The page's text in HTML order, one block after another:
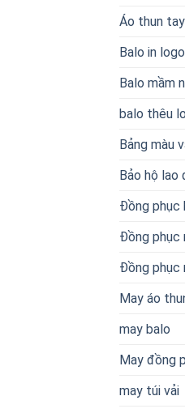
Áo thun
Balo in logo
Balo mầm
balo thêu
Bảng màu
Bảo hộ lao
Đồng phục
Đồng phục
Đồng phục
May áo
may balo
May đồng
may túi vải